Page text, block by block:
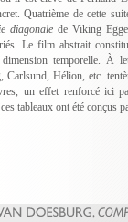
Quatrième de cette
diagonale de Viking
Le film abstrait
temporelle. À
Carlsund, Hélion, etc.
un effet renforcé ici
tableaux ont été conçus